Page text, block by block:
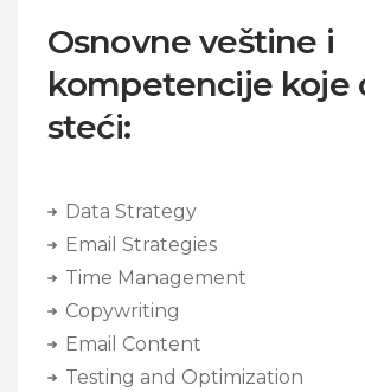
Osnovne veštine i
kompetencije koje
steći:
Data Strategy
Email Strategies
Time Management
Copywriting
Email Content
Testing and Optimization